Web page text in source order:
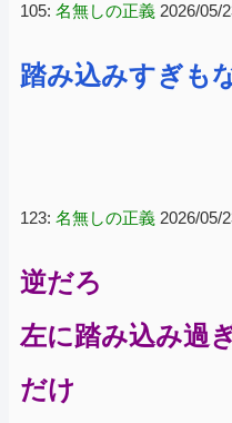
105: 名無しの正義 2026/05/
踏み込みすぎも
123: 名無しの正義 2026/05/
逆だろ
左に踏み込み過
だけ